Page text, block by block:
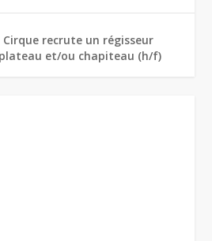
recrute un régisseur
et/ou chapiteau (h/f)